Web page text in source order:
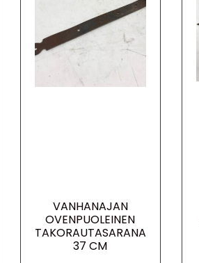
VANHANAJAN
OVENPUOLEINEN
TAKORAUTASARANA
37 CM